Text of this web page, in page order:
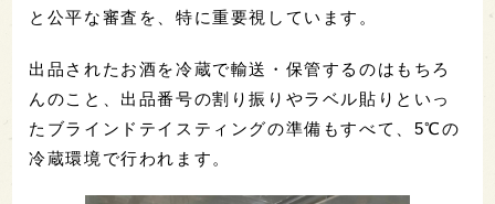
と公平な審査を、特に重要視しています。
出品されたお酒を冷蔵で輸送・保管するのはもちろ
んのこと、出品番号の割り振りやラベル貼りといっ
たブラインドテイスティングの準備もすべて、5℃の
冷蔵環境で行われます。